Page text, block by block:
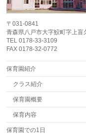
〒031-0841
青森県八戸市大字鮫町字上盲
TEL 0178-33-3109
FAX 0178-32-0772
保育園紹介
クラス紹介
保育園概要
保育内容
保育園での1日